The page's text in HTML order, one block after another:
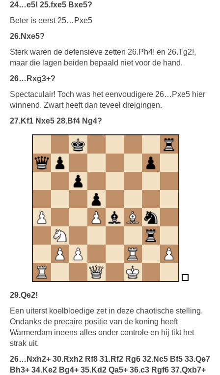
24…e5! 25.fxe5 Bxe5?
Beter is eerst 25…Pxe5
26.Nxe5?
Sterk waren de defensieve zetten 26.Ph4! en 26.Tg2!,
maar die lagen beiden bepaald niet voor de hand.
26…Rxg3+?
Spectaculair! Toch was het eenvoudigere 26…Pxe5 hier
winnend. Zwart heeft dan teveel dreigingen.
27.Kf1 Nxe5 28.Bf4 Ng4?
29.Qe2!
Een uiterst koelbloedige zet in deze chaotische stelling.
Ondanks de precaire positie van de koning heeft
Warmerdam ineens alles onder controle en hij tikt het
strak uit.
26…Nxh2+ 30.Rxh2 Rf8 31.Rf2 Rg6 32.Nc5 Bf5 33.Qe7
Bh3+ 34.Ke2 Bg4+ 35.Kd2 Qa5+ 36.c3 Rgf6 37.Qxb7+